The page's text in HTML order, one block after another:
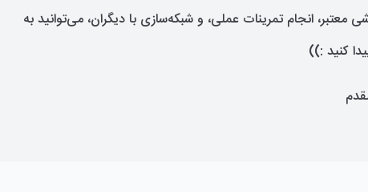
معتبر، انجام تمرینات عملی، و شبکه‌سازی با دیگران، می‌توانید به
کنید :))